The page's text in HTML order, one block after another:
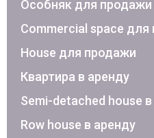
Особняк для продажи
Commercial space
House для продажи
Квартира в аренду
Semi-detached house
Row house в аренду